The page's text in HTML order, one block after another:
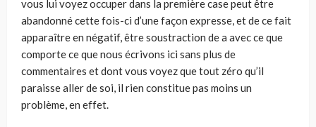
vous lui voyez occuper dans la première case peut être
abandonné cette fois-ci d’une façon expresse, et de ce fait
apparaître en négatif, être soustraction de a avec ce que
comporte ce que nous écrivons ici sans plus de
commentaires et dont vous voyez que tout zéro qu’il
paraisse aller de soi, il rien constitue pas moins un
problème, en effet.